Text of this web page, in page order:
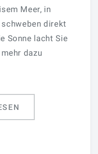
Meer, in
direkt
Sonne lacht Sie
dazu